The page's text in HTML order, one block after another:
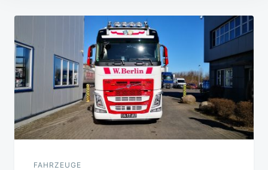
Beitragsnavigation
FAHRZEUGE